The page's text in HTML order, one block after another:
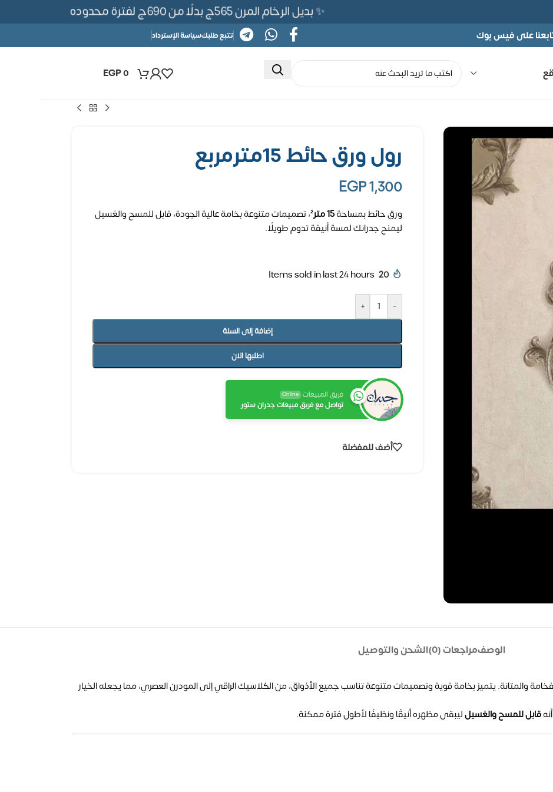
✨ بديل الرخام المرن 565ج بدلًا من 690ج لفترة محدوده
على فيس بوك تتبع طلبكسياسة الإسترداد
EGP0
رول ورق حائط 15مترمربع
EGP1,300
ورق حائط بمساحة15 متر²
، تصميمات متنوعة بخامة عالية الجودة، قابل للمسح والغسيل
ليمنح جدرانك لمسة أنيقة تدوم طويلًا.
20
Items sold in last 24 hours
-
+
إضافة إلى السلة
اطلبها الان
فريق المبيعات Online
تواصل مع فريق مبيعات جدران ستور
أضف للمفضلة
الوصفمراجعات (0) الشحن والتوصيل
والمتانة. يتميز بخامة قوية وتصميمات متنوعة تناسب جميع الأذواق، من الكلاسيك الراقي إلى المودرن العصري، مما يجعله الخيار
قابل للمسح والغسيلليبقى مظهره أنيقًا ونظيفًا لأطول فترة ممكنة.